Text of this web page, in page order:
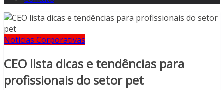
Notícias Corporativas
CEO lista dicas e tendências para
profissionais do setor pet